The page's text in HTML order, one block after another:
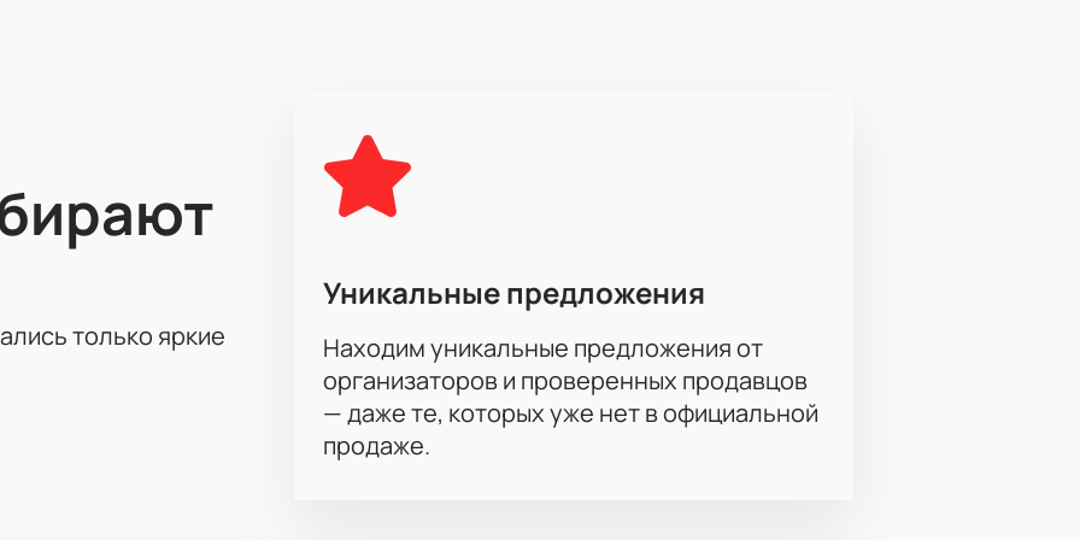
по адресу: Новосибирск, ул. Челюскинцев, д. 11. Зал оборудован для комфортного
«Неугомонный дух» онлайн?
дух»
можно на нашем сайте. Выберите места через интерактивную схему зала и
картой или электронным способом.
ответит на вопросы о наличии ВИП-ложи, стоимости билетов и бронировании. Актуальные
только яркие
Уникальные предложения
Находим уникальные предложения от
организаторов и проверенных продавцов
— даже те, которых уже нет в официальной
продаже.